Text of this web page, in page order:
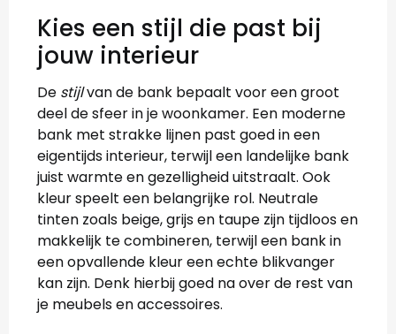
Kies een stijl die past bij
jouw interieur
De stijlvan de bank bepaalt voor een groot
deel de sfeer in je woonkamer. Een moderne
bank met strakke lijnen past goed in een
eigentijds interieur, terwijl een landelijke bank
juist warmte en gezelligheid uitstraalt. Ook
kleur speelt een belangrijke rol. Neutrale
tinten zoals beige, grijs en taupe zijn tijdloos en
makkelijk te combineren, terwijl een bank in
een opvallende kleur een echte blikvanger
kan zijn. Denk hierbij goed na over de rest van
je meubels en accessoires.